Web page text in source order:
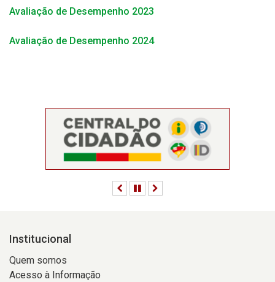
Avaliação de Desempenho 2023
Avaliação de Desempenho 2024
AnteriorPausar
Institucional
Quem somos
Acesso à Informação